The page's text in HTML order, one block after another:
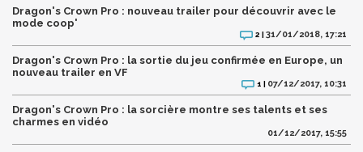
Dragon's Crown Pro : nouveau trailer pour découvrir avec le
mode coop'
2 | 31/01/2018, 17:21
Dragon's Crown Pro : la sortie du jeu confirmée en Europe, un
nouveau trailer en VF
1 | 07/12/2017, 10:31
Dragon's Crown Pro : la sorcière montre ses talents et ses
charmes en vidéo
01/12/2017, 15:55